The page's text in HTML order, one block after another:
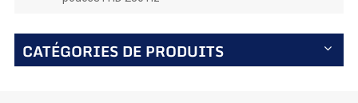
CATÉGORIES DE PRODUITS